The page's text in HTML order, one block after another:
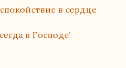
в сердце
в Господе'